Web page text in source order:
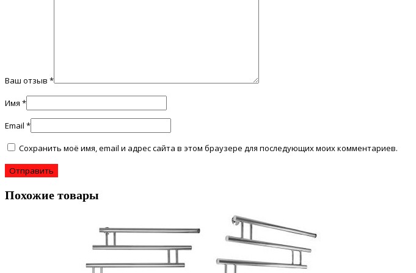
Ваш отзыв *
Имя *
Email *
Сохранить моё имя, email и адрес сайта в этом браузере для последующих моих комментариев.
Похожие товары